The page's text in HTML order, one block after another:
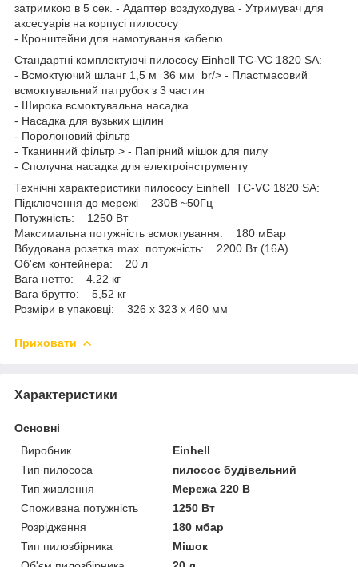
затримкою в 5 сек. - Адаптер воздуходува - Утримувач для
аксесуарів на корпусі пилососу
- Кронштейни для намотування кабелю
Стандартні комплектуючі пилососу Einhell TC-VC 1820 SA:
- Всмоктуючий шланг 1,5 м 36 мм br/> - Пластмасовий
всмоктувальний патрубок з 3 частин
- Широка всмоктувальна насадка
- Насадка для вузьких щілин
- Поролоновий фільтр
- Тканинний фільтр > - Папірний мішок для пилу
- Сполучна насадка для електроінструменту
Технічні характеристики пилососу Einhell TC-VC 1820 SA:
Підключення до мережі 230В ~50Гц
Потужність: 1250 Вт
Максимальна потужність всмоктування: 180 мБар
Вбудована розетка max потужність: 2200 Вт (16A)
Об'єм контейнера: 20 л
Вага нетто: 4.22 кг
Вага брутто: 5,52 кг
Розміри в упаковці: 326 x 323 x 460 мм
Приховати
Характеристики
Основні
Виробник
Einhell
Тип пилососа
пилосос будівельний
Тип живлення
Мережа 220 В
Споживана потужність
1250 Вт
Розрідження
180 мбар
Тип пилозбірника
Мішок